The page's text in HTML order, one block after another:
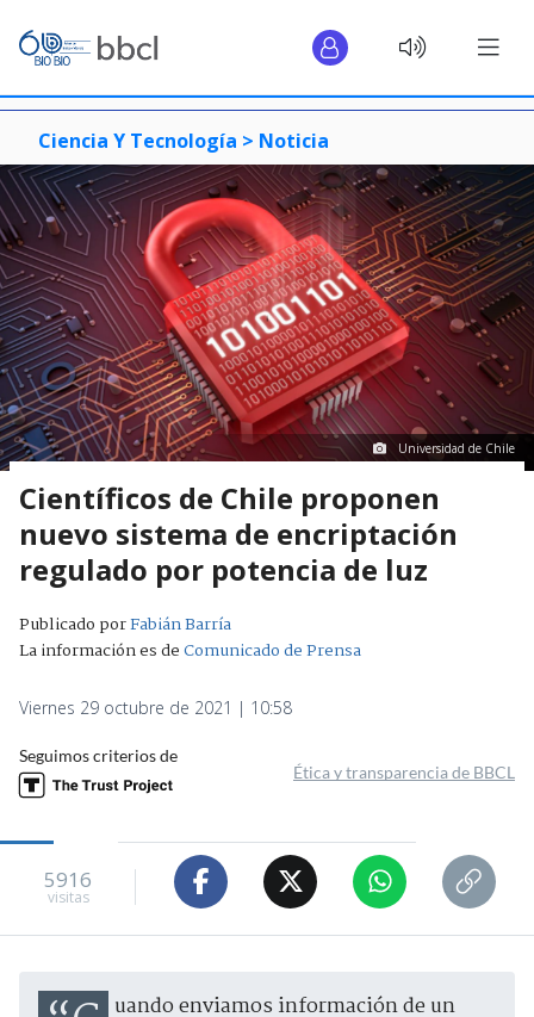
Ciencia Y Tecnología > Noticia
Universidad de Chile
Científicos de Chile proponen
nuevo sistema de encriptación
regulado por potencia de luz
Publicado porFabián Barría
La información es deComunicado de Prensa
Viernes 29 octubre de 2021 | 10:58
Seguimos criterios de
Ética y transparencia de BBCL
5916
visitas